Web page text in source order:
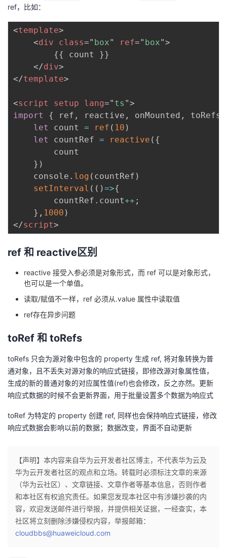
ref，比如：
<template>
<div class=" box" ref=" box">
        {{ count }}
</div>
</template>
<script setup lang=" ts ">
import
{ ref , reactive , onMounted , toRefs
let
count = ref ( 10 )
let
countRef = reactive ( {
        count
} )
    console
. log ( countRef )
setInterval ( ( )=>{
        countRef
. count++ ;
} , 1000 )
</script>
ref 和 reactive区别
reactive 接受入参必须是对象形式，而 ref 可以是对象形式，
也可以是一个单值。
读取/赋值不一样，ref 必须从.value 属性中读取值
ref存在异步问题
toRef 和 toRefs
toRefs 只会为源对象中包含的 property 生成 ref, 将对象转换为普
通对象，且不丢失对源对象的响应式链接，即修改源对象属性值，
生成的新的普通对象的对应属性值(ref)也会修改，反之亦然。更新
响应式数据的时候不会更新界面，用于批量设置多个数据为响应式
toRef 为特定的 property 创建 ref, 同样也会保持响应式链接，修改
响应式数据会影响以前的数据；数据改变，界面不自动更新
【声明】本内容来自华为云开发者社区博主，不代表华为云及
华为云开发者社区的观点和立场。转载时必须标注文章的来源
（华为云社区）、文章链接、文章作者等基本信息，否则作者
和本社区有权追究责任。如果您发现本社区中有涉嫌抄袭的内
容，欢迎发送邮件进行举报，并提供相关证据，一经查实，本
社区将立刻删除涉嫌侵权内容，举报邮箱：
cloudbbs@huaweicloud.com